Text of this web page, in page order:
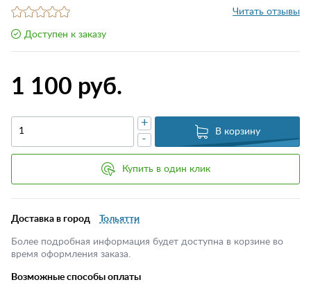
Читать отзывы
Доступен к заказу
1 100 руб.
-
+
В корзину
Купить в один клик
Доставка в город Тольятти
Более подробная информация будет доступна в корзине во
время оформления заказа.
Возможные способы оплаты